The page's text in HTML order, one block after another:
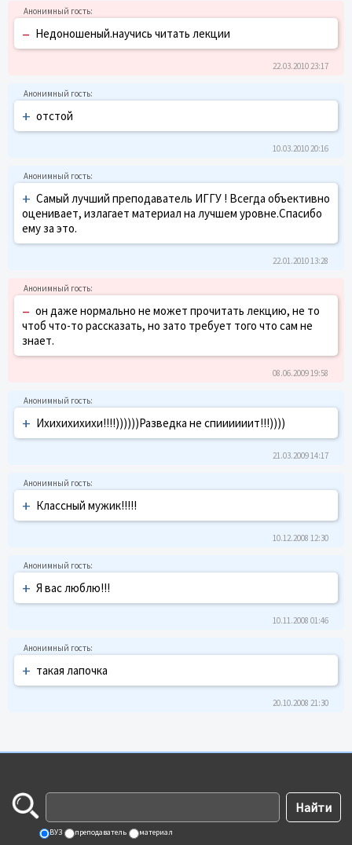
– Недоношеный.научись читать лекции
22.03.2010 23:17
+ отстой
10.03.2010 20:16
+ Самый лучший преподаватель ИГГУ ! Всегда объективно
оценивает, излагает материал на лучшем уровне.Спасибо
ему за это.
22.01.2010 13:28
– он даже нормально не может прочитать лекцию, не то
чтоб что-то рассказать, но зато требует того что сам не
знает.
08.06.2009 19:58
+ Ихихихихихи!!!!))))))Разведка не спиииииит!!!))))
21.03.2009 14:17
+ Классный мужик!!!!!
10.12.2008 12:30
+ Я вас люблю!!!
10.11.2008 01:46
+ такая лапочка
20.10.2008 21:30
ВУЗ преподаватель материал